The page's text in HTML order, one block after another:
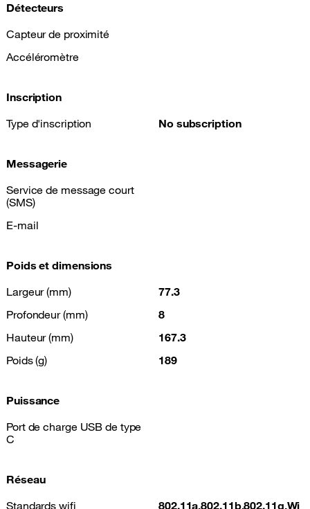
Détecteurs
Capteur de proximité
Accéléromètre
Inscription
Type d'inscription
No subscription
Messagerie
Service de message court
(SMS)
E-mail
Poids et dimensions
Largeur (mm)
77.3
Profondeur (mm)
8
Hauteur (mm)
167.3
Poids (g)
189
Puissance
Port de charge USB de type
C
Réseau
Standards wifi
802.11a,802.11b,802.11g,Wi